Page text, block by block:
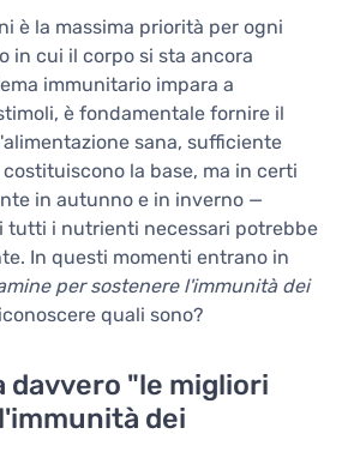
è la massima priorità per ogni
in cui il corpo si sta ancora
immunitario impara a
è fondamentale fornire il
sana, sufficiente
la base, ma in certi
in autunno e in inverno —
tutti i nutrienti necessari potrebbe
In questi momenti entrano in
per sostenere l'immunità dei
quali sono?
davvero "le migliori
dei